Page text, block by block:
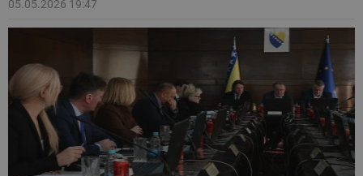
05.05.2026 19:47